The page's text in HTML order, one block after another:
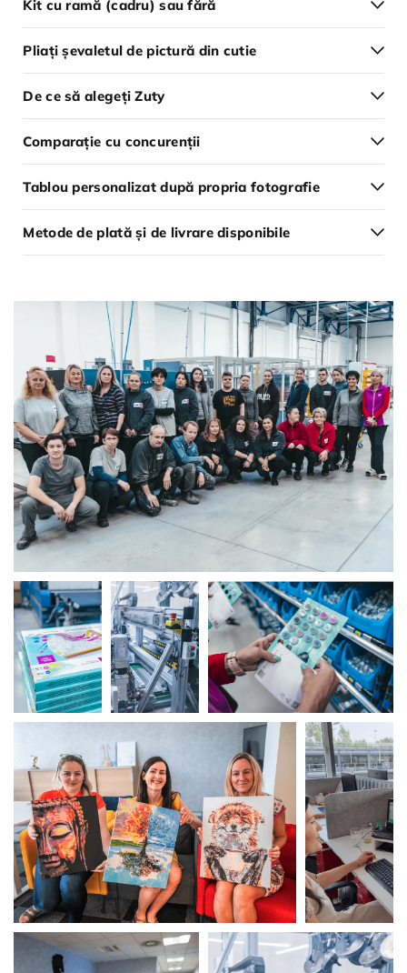
Kit cu ramă (cadru) sau fără
Pliați șevaletul de pictură din cutie
De ce să alegeți Zuty
Comparație cu concurenții
Tablou personalizat după propria fotografie
Metode de plată și de livrare disponibile